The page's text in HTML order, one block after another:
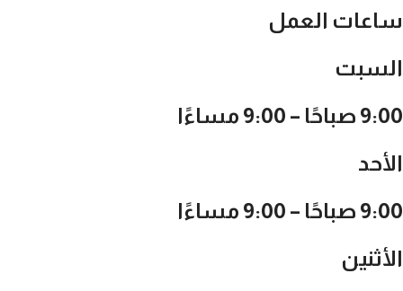
ساعات العمل
السبت
9:00 صباحًا – 9:00 مساءًا
الأحد
9:00 صباحًا – 9:00 مساءًا
الأثنين